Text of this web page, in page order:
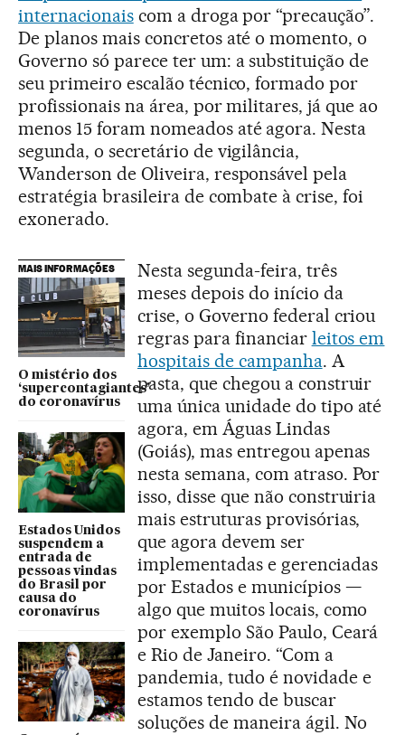
internacionaiscom a droga por “precaução”.
De planos mais concretos até o momento, o
Governo só parece ter um: a substituição de
seu primeiro escalão técnico, formado por
profissionais na área, por militares, já que ao
menos 15 foram nomeados até agora. Nesta
segunda, o secretário de vigilância,
Wanderson de Oliveira, responsável pela
estratégia brasileira de combate à crise, foi
exonerado.
MAIS INFORMAÇÕES
O mistério dos
‘supercontagiantes’
do coronavírus
Estados Unidos
suspendem a
entrada de
pessoas vindas
do Brasil por
causa do
coronavírus
Nesta segunda-feira, três
meses depois do início da
crise, o Governo federal criou
regras para financiar leitos em
hospitais de campanha. A
pasta, que chegou a construir
uma única unidade do tipo até
agora, em Águas Lindas
(Goiás), mas entregou apenas
nesta semana, com atraso. Por
isso, disse que não construiria
mais estruturas provisórias,
que agora devem ser
implementadas e gerenciadas
por Estados e municípios —
algo que muitos locais, como
por exemplo São Paulo, Ceará
e Rio de Janeiro. “Com a
pandemia, tudo é novidade e
estamos tendo de buscar
soluções de maneira ágil. No